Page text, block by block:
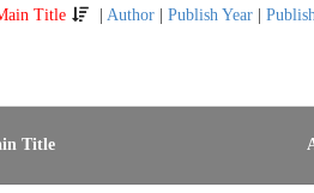
Title Author |Publish Year |
Title